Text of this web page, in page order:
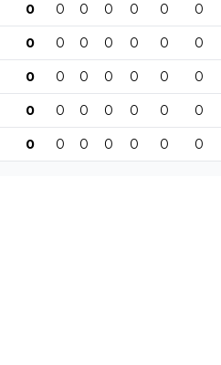
0 0 0 0 0 0 0
0 0 0 0 0 0 0
0 0 0 0 0 0 0
0 0 0 0 0 0 0
0 0 0 0 0 0 0